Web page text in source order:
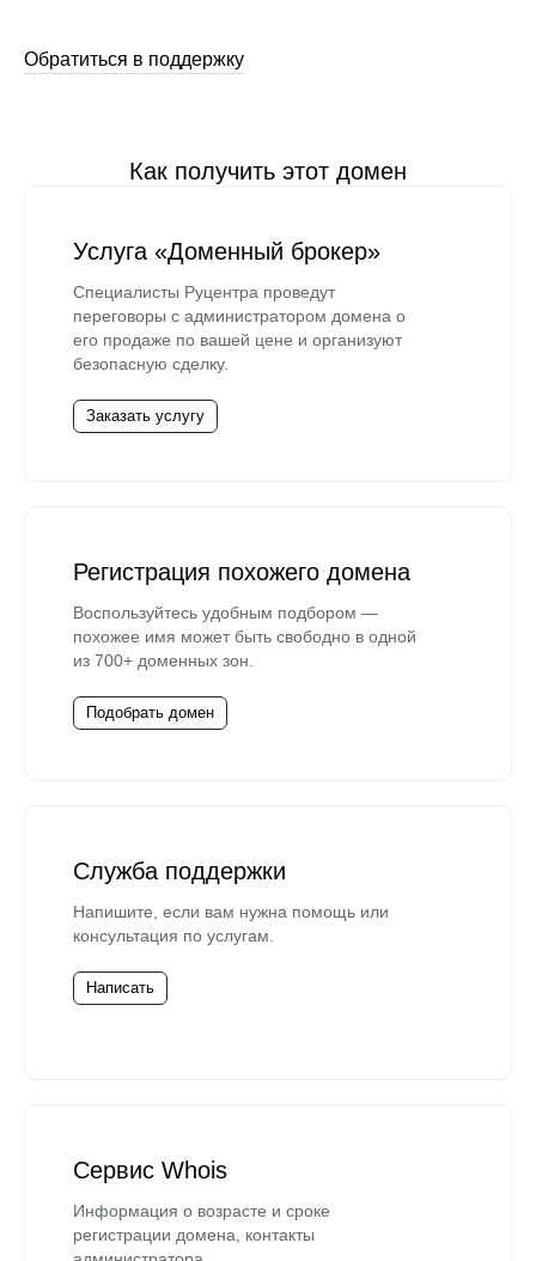
Обратиться в поддержку
Как получить этот домен
Услуга «Доменный брокер»
Специалисты Руцентра проведут
переговоры с администратором домена о
его продаже по вашей цене и организуют
безопасную сделку.
Заказать услугу
Регистрация похожего домена
Воспользуйтесь удобным подбором —
похожее имя может быть свободно в одной
из 700+ доменных зон.
Подобрать домен
Служба поддержки
Напишите, если вам нужна помощь или
консультация по услугам.
Написать
Сервис Whois
Информация о возрасте и сроке
регистрации домена, контакты